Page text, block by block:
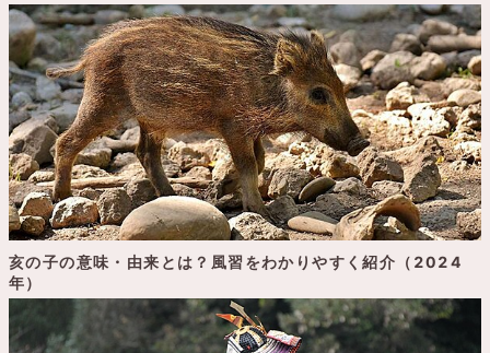
亥の子の意味・由来とは？風習をわかりやすく紹介（2024
年）